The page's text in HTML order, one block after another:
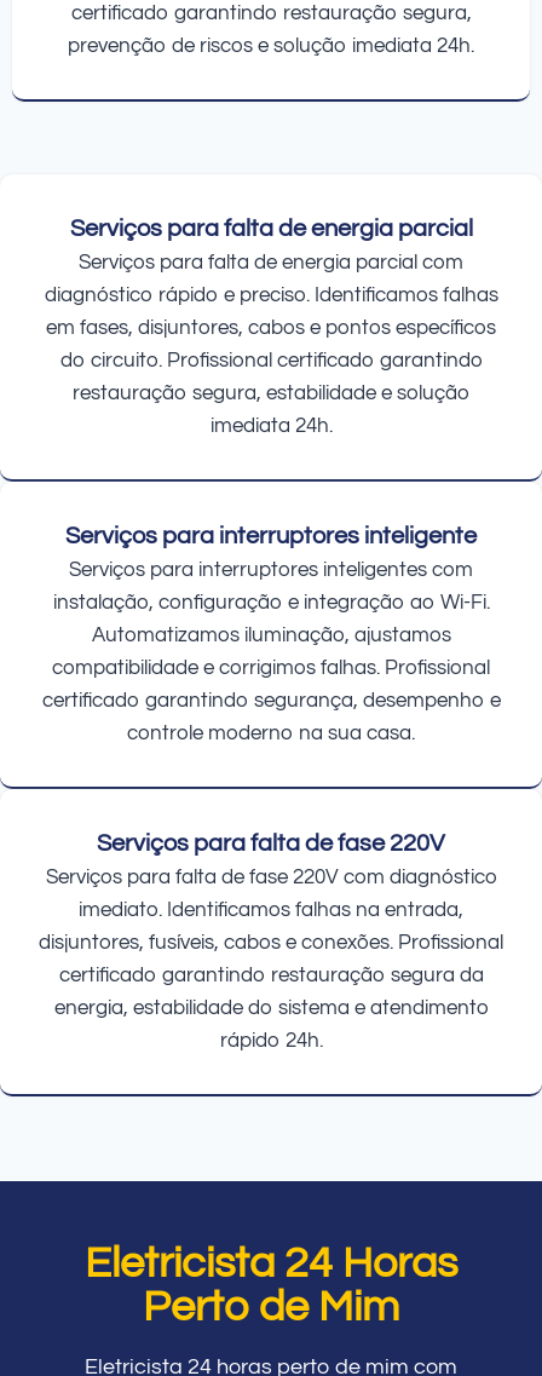
certificado garantindo restauração segura,
prevenção de riscos e solução imediata 24h.
Serviços para falta de energia parcial
Serviços para falta de energia parcial com
diagnóstico rápido e preciso. Identificamos falhas
em fases, disjuntores, cabos e pontos específicos
do circuito. Profissional certificado garantindo
restauração segura, estabilidade e solução
imediata 24h.
Serviços para interruptores inteligente
Serviços para interruptores inteligentes com
instalação, configuração e integração ao Wi-Fi.
Automatizamos iluminação, ajustamos
compatibilidade e corrigimos falhas. Profissional
certificado garantindo segurança, desempenho e
controle moderno na sua casa.
Serviços para falta de fase 220V
Serviços para falta de fase 220V com diagnóstico
imediato. Identificamos falhas na entrada,
disjuntores, fusíveis, cabos e conexões. Profissional
certificado garantindo restauração segura da
energia, estabilidade do sistema e atendimento
rápido 24h.
Eletricista 24 Horas
Perto de Mim
Eletricista 24 horas perto de mim com